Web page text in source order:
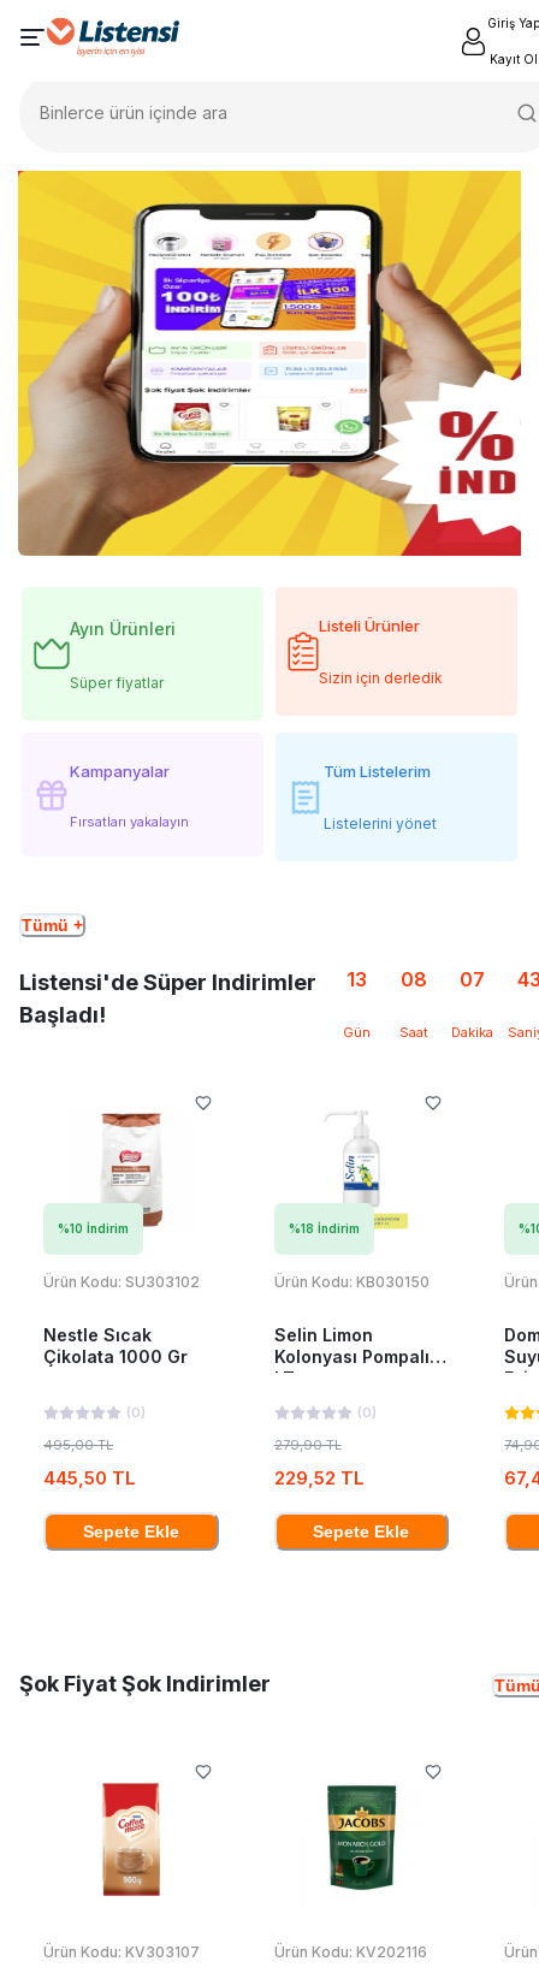
Giriş Yap
Kayıt Ol
Binlerce ürün içinde ara
Ayın Ürünleri
Süper fiyatlar
Listeli Ürünler
Sizin için derledik
Kampanyalar
Fırsatları yakalayın
Tüm Listelerim
Listelerini yönet
Tümü +
Listensi'de Süper Indirimler
Başladı!
13
Gün
08
Saat
07
Dakika
%10 İndirim
Ürün Kodu: SU303102
Nestle Sıcak
Çikolata 1000 Gr
(0)
495,00 TL
445,50 TL
Sepete Ekle
%18 İndirim
Ürün Kodu: KB030150
Selin Limon
Kolonyası Pompalı 1
LT
(0)
279,90 TL
229,52 TL
Sepete Ekle
%
Şok Fiyat Şok Indirimler
Ürün Kodu: KV303107 Ürün Kodu: KV202116